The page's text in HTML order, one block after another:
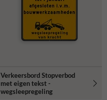
Verkeersbord Stopverbod
met eigen tekst -
wegsleepregeling